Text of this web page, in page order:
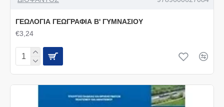
ΓΕΩΛΟΓΙΑ ΓΕΩΓΡΑΦΙΑ Β' ΓΥΜΝΑΣΙΟΥ
€3,24